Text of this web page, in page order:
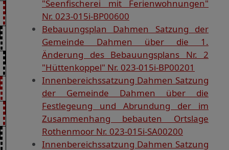
"Seenfischerei mit Ferienwohnungen"
Nr. 023-015i-BP00600
Bebauungsplan Dahmen Satzung der
Gemeinde Dahmen über die 1.
Änderung des Bebauungsplans Nr. 2
"Hüttenkoppel" Nr. 023-015i-BP00201
Innenbereichssatzung Dahmen Satzung
der Gemeinde Dahmen über die
Festlegeung und Abrundung der im
Zusammenhang bebauten Ortslage
Rothenmoor Nr. 023-015i-SA00200
Innenbereichssatzung Dahmen Satzung